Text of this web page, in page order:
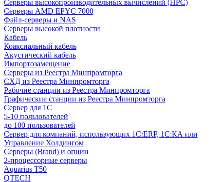
Серверы высокопроизводительных вычислений (HPC)
Серверы AMD EPYC 7000
Файл-серверы и NAS
Серверы высокой плотности
Кабель
Коаксиальный кабель
Акустический кабель
Импортозамещение
Серверы из Реестра Минпромторга
СХД из Реестра Минпромторга
Рабочие станции из Реестра Минпромторга
Графические станции из Реестра Минпромторга
Сервер для 1С
5-10 пользователей
до 100 пользователей
Сервер для компаний, использующих 1C:ERP, 1С:КА или
Управление Холдингом
Серверы (Brand) и опции
2-процессорные серверы
Aquarius T50
QTECH